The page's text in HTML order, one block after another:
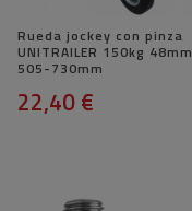
Rueda jockey con pinza
UNITRAILER 150kg 48mm
505-730mm
22,40 €